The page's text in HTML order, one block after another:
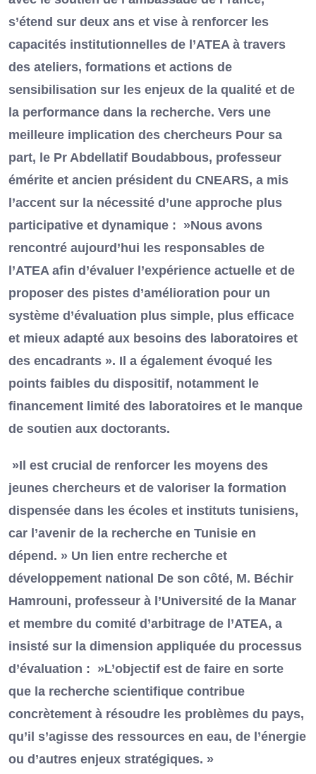
s’étend sur deux ans et vise à renforcer les
capacités institutionnelles de l’ATEA à travers
des ateliers, formations et actions de
sensibilisation sur les enjeux de la qualité et de
la performance dans la recherche. Vers une
meilleure implication des chercheurs Pour sa
part, le Pr Abdellatif Boudabbous, professeur
émérite et ancien président du CNEARS, a mis
l’accent sur la nécessité d’une approche plus
participative et dynamique : »Nous avons
rencontré aujourd’hui les responsables de
l’ATEA afin d’évaluer l’expérience actuelle et de
proposer des pistes d’amélioration pour un
système d’évaluation plus simple, plus efficace
et mieux adapté aux besoins des laboratoires et
des encadrants ». Il a également évoqué les
points faibles du dispositif, notamment le
financement limité des laboratoires et le manque
de soutien aux doctorants.
»Il est crucial de renforcer les moyens des
jeunes chercheurs et de valoriser la formation
dispensée dans les écoles et instituts tunisiens,
car l’avenir de la recherche en Tunisie en
dépend. » Un lien entre recherche et
développement national De son côté, M. Béchir
Hamrouni, professeur à l’Université de la Manar
et membre du comité d’arbitrage de l’ATEA, a
insisté sur la dimension appliquée du processus
d’évaluation : »L’objectif est de faire en sorte
que la recherche scientifique contribue
concrètement à résoudre les problèmes du pays,
qu’il s’agisse des ressources en eau, de l’énergie
ou d’autres enjeux stratégiques. »